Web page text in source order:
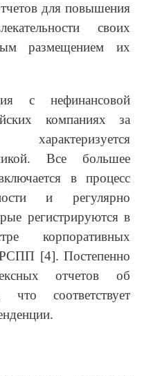
для повышения
своих
размещением их
с нефинансовой
компаниях за
Все большее
в процесс
и регулярно
регистрируются в
корпоративных
[4]. Постепенно
отчетов об
что соответствует